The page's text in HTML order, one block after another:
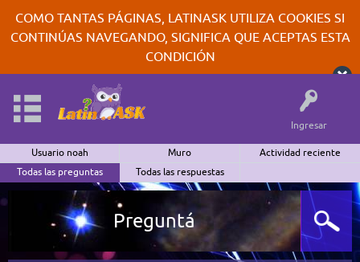
COMO TANTAS PÁGINAS, LATINASK UTILIZA COOKIES SI
CONTINÚAS NAVEGANDO, SIGNIFICA QUE ACEPTAS ESTA
CONDICIÓN
Ingresar
Usuario noah Muro
Actividad reciente
Todas las preguntas
Todas las respuestas
Preguntá